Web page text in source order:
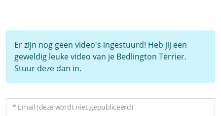
Er zijn nog geen video's ingestuurd! Heb jij een
geweldig leuke video van je Bedlington Terrier.
Stuur deze dan in.
* Email (deze wordt niet gepubliceerd)